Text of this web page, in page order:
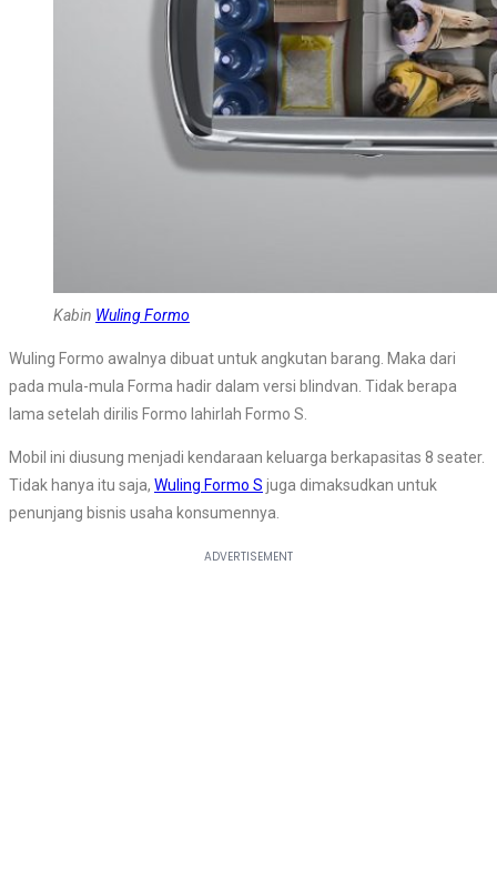
Kabin Wuling Formo
Wuling Formo awalnya dibuat untuk angkutan barang. Maka dari
pada mula-mula Forma hadir dalam versi blindvan. Tidak berapa
lama setelah dirilis Formo lahirlah Formo S.
Mobil ini diusung menjadi kendaraan keluarga berkapasitas 8 seater.
Tidak hanya itu saja, Wuling Formo S juga dimaksudkan untuk
penunjang bisnis usaha konsumennya.